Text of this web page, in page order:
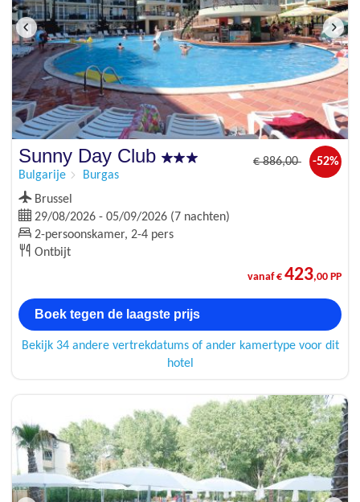
Sunny Day Club
Bulgarije Burgas
€886,00 -52%
Brussel
29/08/2026 - 05/09/2026 (7 nachten)
2-persoonskamer, 2-4 pers
Ontbijt
vanaf € 423,00 PP
Boek tegen de laagste prijs
Bekijk 34 andere vertrekdatums of ander kamertype voor dit
hotel